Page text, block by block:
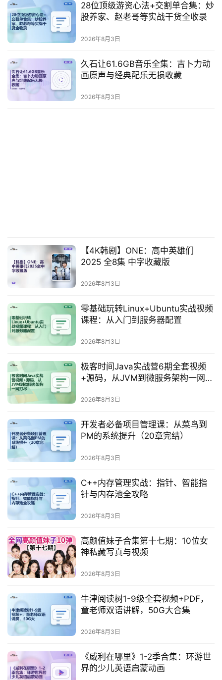
券
码
心
资
客
免
费
程
联
合
作
28位顶级游资心法+交割单合集：炒
股养家、赵老哥等实战干货全收录
2026年8月3日
久石让61.6GB音乐全集：吉卜力动
画原声与经典配乐无损收藏
2026年8月3日
【4K韩剧】ONE：高中英雄们
2025 全8集 中字收藏版
2026年8月3日
零基础玩转Linux+Ubuntu实战视频
课程：从入门到服务器配置
2026年8月3日
极客时间Java实战营6期全套视频
+源码，从JVM到微服务架构一网打
2026年8月3日
开发者必备项目管理课：从菜鸟到
PM的系统提升（20章完结）
2026年8月3日
C++内存管理实战：指针、智能指
针与内存池全攻略
2026年8月3日
高颜值妹子合集第十七期：10位女
神私藏写真与视频
2026年8月3日
牛津阅读树1-9级全套视频+PDF，
童老师双语讲解，50G大合集
2026年8月3日
《威利在哪里》1-2季合集：环游世
界的少儿英语启蒙动画